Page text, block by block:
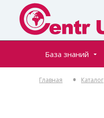
База знаний
Главная Каталог